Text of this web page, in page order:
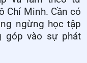
Chí Minh. Cần có
ngừng học tập
góp vào sự phát